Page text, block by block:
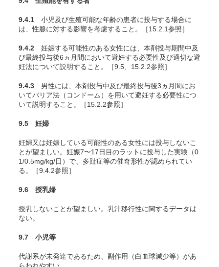
9.4.1 小児及び生殖可能な年齢の患者に投与する場合に
は、性腺に対する影響を考慮すること。［15.2.1参照］
9.4.2 妊娠する可能性のある女性には、本剤投与期間中及
び最終投与後6ヵ月間において避妊する必要性及び適切な避
妊法について説明すること。［9.5、15.2.2参照］
9.4.3 男性には、本剤投与中及び最終投与後3ヵ月間にお
いてバリア法（コンドーム）を用いて避妊する必要性につ
いて説明すること。［15.2.2参照］
9.5 妊婦
妊婦又は妊娠している可能性のある女性には投与しないこ
とが望ましい。妊娠7〜17日目のラットに投与した実験（0.
1/0.5mg/kg/日）で、多趾症等の催奇形性が認められてい
る 。［9.4.2参照］
9.6 授乳婦
授乳しないことが望ましい。乳汁移行性に関するデータは
ない。
9.7 小児等
代謝系が未発達であるため、副作用（白血球減少等）があ